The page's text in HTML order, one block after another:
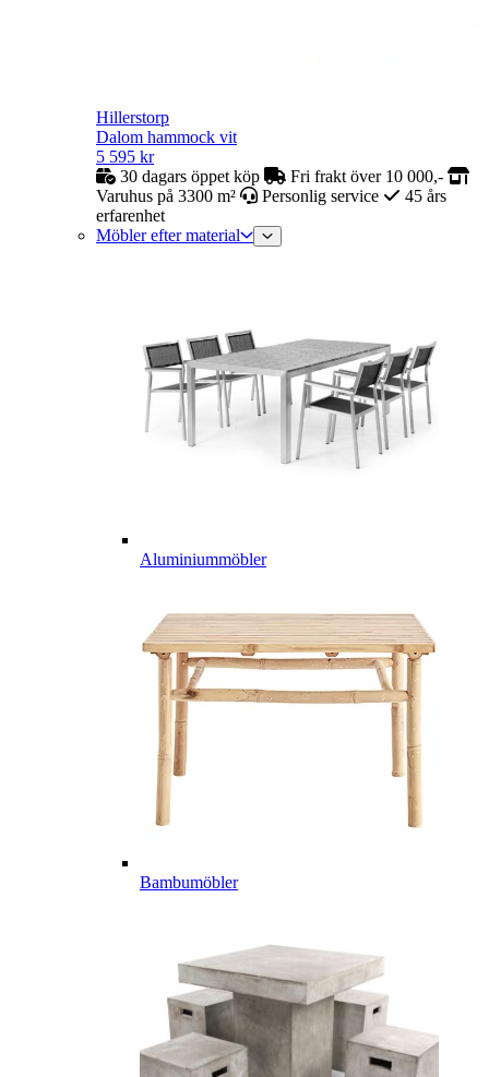
Hillerstorp
Dalom hammock vit
5 595 kr
30 dagars öppet köp
Fri frakt över 10 000,-
Varuhus på 3300 m²
Personlig service
45 års
erfarenhet
Möbler efter material
Aluminiummöbler
Bambumöbler